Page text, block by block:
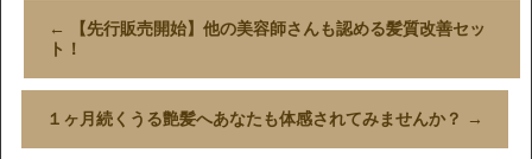
←
【先行販売開始】他の美容師さんも認める髪質改善セッ
ト！
１ヶ月続くうる艶髪へあなたも体感されてみませんか？ →